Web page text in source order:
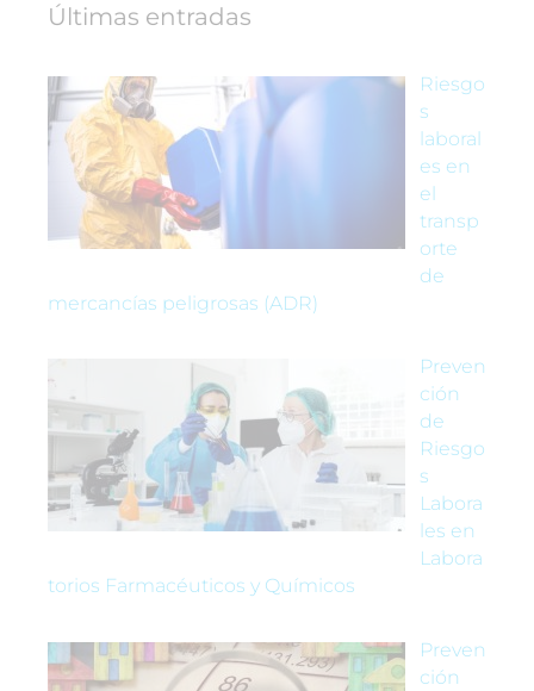
Últimas entradas
Riesgo
s
laboral
es en
el
transp
orte
de
mercancías peligrosas (ADR)
Preven
ción
de
Riesgo
s
Labora
les en
Labora
torios Farmacéuticos y Químicos
Preven
ción